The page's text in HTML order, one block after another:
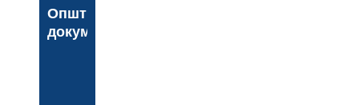
Општинска
документа